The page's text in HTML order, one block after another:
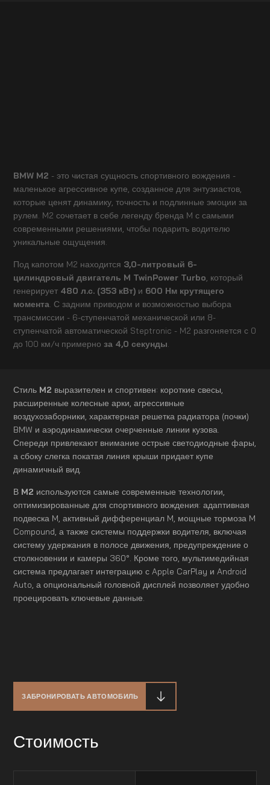
BMW M2 - это чистая сущность спортивного вождения -
маленькое агрессивное купе, созданное для энтузиастов,
которые ценят динамику, точность и подлинные эмоции за
рулем. M2 сочетает в себе легенду бренда M с самыми
современными решениями, чтобы подарить водителю
уникальные ощущения.
Под капотом M2 находится 3,0-литровый 6-
цилиндровый двигатель M TwinPower Turbo , который
генерирует 480 л.с. (353 кВт) и 600 Нм крутящего
момента . С задним приводом и возможностью выбора
трансмиссии - 6-ступенчатой механической или 8-
ступенчатой автоматической Steptronic - M2 разгоняется с 0
до 100 км/ч примерноза 4,0 секунды
Стиль M2 выразителен и спортивен: короткие свесы,
расширенные колесные арки, агрессивные
воздухозаборники, характерная решетка радиатора (почки)
BMW и аэродинамически очерченные линии кузова.
Спереди привлекают внимание острые светодиодные фары,
а сбоку слегка покатая линия крыши придает купе
динамичный вид.
В M2 используются самые современные технологии,
оптимизированные для спортивного вождения: адаптивная
подвеска M, активный дифференциал M, мощные тормоза M
Compound, а также системы поддержки водителя, включая
систему удержания в полосе движения, предупреждение о
столкновении и камеры 360°. Кроме того, мультимедийная
система предлагает интеграцию с Apple CarPlay и Android
Auto, а опциональный головной дисплей позволяет удобно
проецировать ключевые данные.
ЗАБРОНИРОВАТЬ АВТОМОБИЛЬ
Стоимость